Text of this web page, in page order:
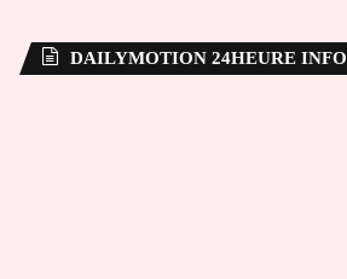
DAILYMOTION 24HEURE INFO